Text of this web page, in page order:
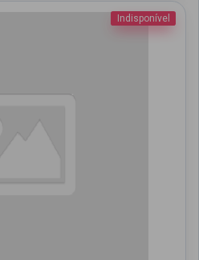
Indisponível